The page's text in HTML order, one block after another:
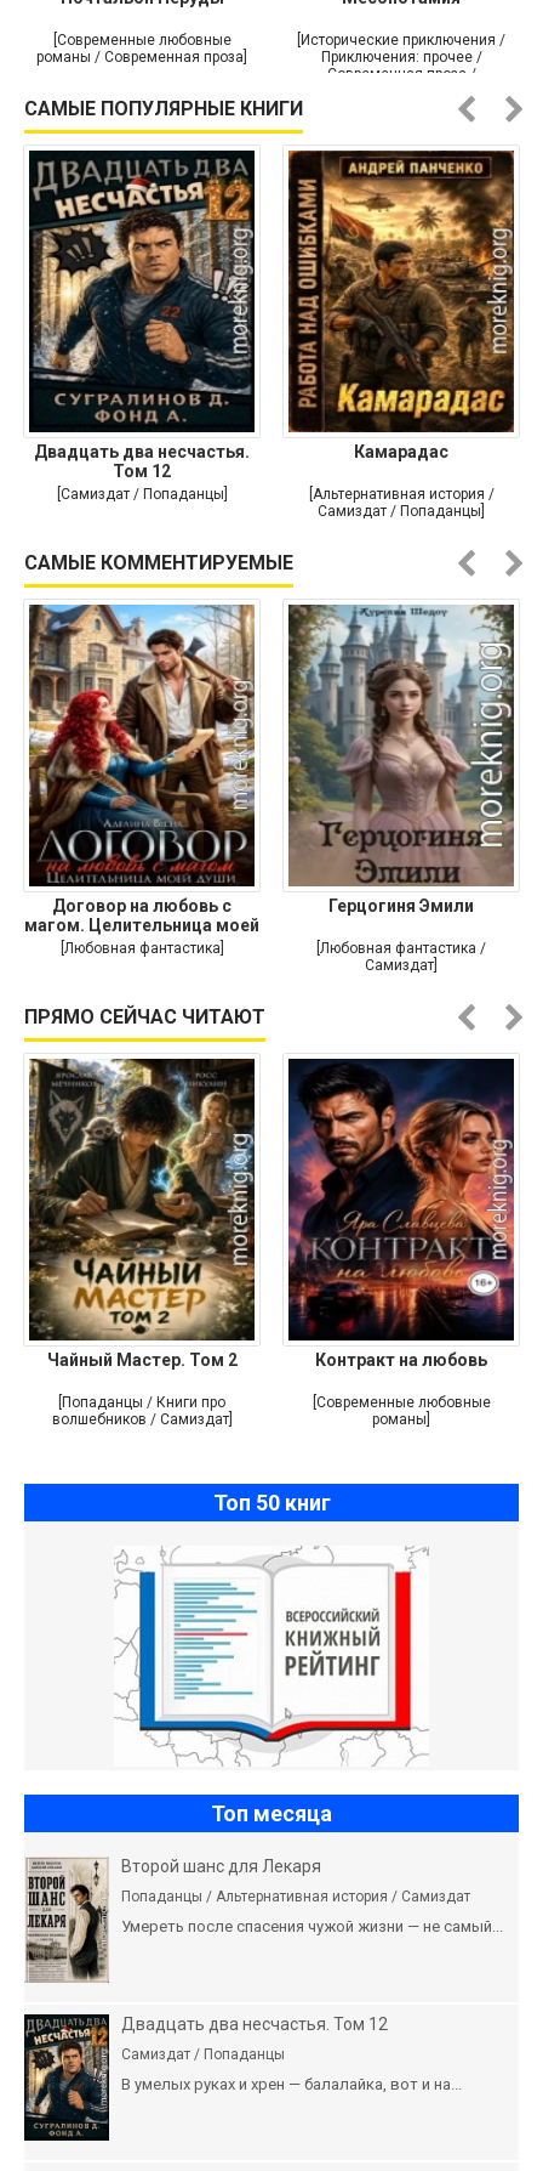
[Современные любовные
романы / Современная проза]
[Исторические приключения /
Приключения: прочее /
Современная проза /
САМЫЕ ПОПУЛЯРНЫЕ КНИГИ
Двадцать два несчастья.
Том 12
[Самиздат / Попаданцы]
Камарадас
[Альтернативная история /
Самиздат / Попаданцы]
САМЫЕ КОММЕНТИРУЕМЫЕ
Договор на любовь с
магом. Целительница моей
души
[Любовная фантастика]
Герцогиня Эмили
[Любовная фантастика /
Самиздат]
ПРЯМО СЕЙЧАС ЧИТАЮТ
Чайный Мастер. Том 2
[Попаданцы / Книги про
волшебников / Самиздат]
Контракт на любовь
[Современные любовные
романы]
Топ 50 книг
Топ месяца
Второй шанс для Лекаря
Попаданцы / Альтернативная история / Самиздат
Умереть после спасения чужой жизни — не самый...
Двадцать два несчастья. Том 12
Самиздат / Попаданцы
В умелых руках и хрен — балалайка, вот и на...